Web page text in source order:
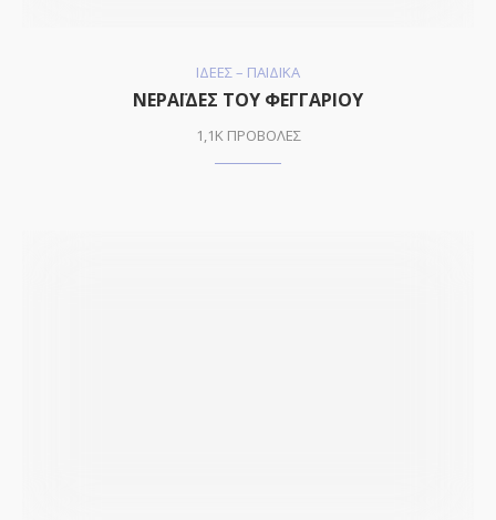
ΙΔΕΕΣ – ΠΑΙΔΙΚΑ
ΝΕΡΑΪΔΕΣ ΤΟΥ ΦΕΓΓΑΡΙΟΥ
1,1K ΠΡΟΒΟΛΕΣ